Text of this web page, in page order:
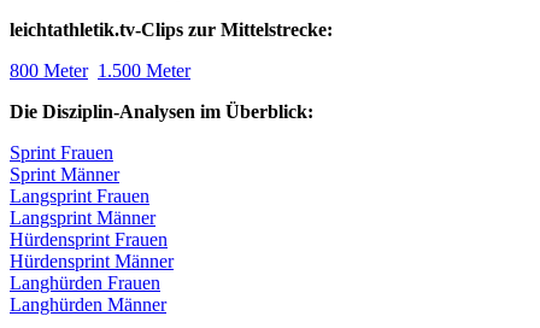
leichtathletik.tv-Clips zur Mittelstrecke:
800 Meter 1.500 Meter
Die Disziplin-Analysen im Überblick:
Sprint Frauen
Sprint Männer
Langsprint Frauen
Langsprint Männer
Hürdensprint Frauen
Hürdensprint Männer
Langhürden Frauen
Langhürden Männer